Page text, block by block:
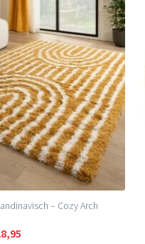
– Cozy Arch